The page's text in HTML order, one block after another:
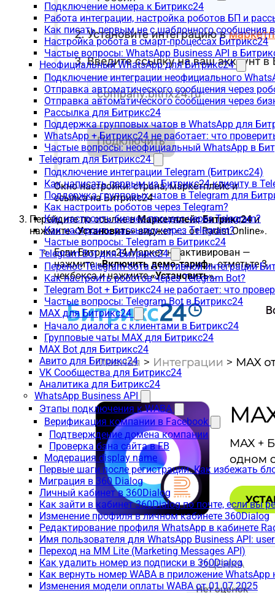
Подключение номера к Битрикс24
Работа интеграции, настройка роботов БП и
Как писать первым не с шаблонного сообщения
Настройка робота в смарт-процессах Битрикс24
Частые вопросы: WhatsApp Business API в
Неофициальный WhatsApp для Битрикс24
Подключение интеграции неофициального
Отправка автоматического сообщения через
Отправка автоматического сообщения через
Рассылка для Битрикс24
Поддержка групповых чатов в WhatsApp для
WhatsApp + Битрикс24 не работает: что
Частые вопросы: неофициальный WhatsApp в
Telegram для Битрикс24
Подключение интеграции Telegram (Битрикс24)
Как написать первым из Битрикс24 клиенту в
Поддержка групповых чатов в Telegram для
Как настроить роботов через Telegram?
Как настроить бизнес-процесс через Telegram?
Как настроить рассылку через Telegram?
Частые вопросы: Telegram в Битрикс24
Telegram Bot для Битрикс24
Перенос Telegram-бота с нативной интеграции
Как настроить роботов через Telegram Bot?
Telegram Bot + Битрикс24 не работает: что
Частые вопросы: Telegram Bot в Битрикс24
MAX для Битрикс24
Начало диалога с клиентами в Битрикс24
Групповые чаты MAX для Битрикс24
MAX Bot для Битрикс24
Авито для Битрикс24
VK Сообщества для Битрикс24
Аналитика для Битрикс24
WhatsApp Business API
Этапы подключения к WABA
Верификация компании в Facebook
Подтверждение домена компании
Проверка бана сайта в FB
Модерация display name
Первые шаги после регистрации. Как избежать
Миграция в 360 Dialog
Личный кабинет в 360Dialog
Как зайти в кабинет 360Dialog по почте, если вы
Изменение профиля в личном кабинете 360Dialog
Редактирование профиля WhatsApp в кабинете
Имя пользователя для WhatsApp Business API:
Переход на MM Lite (Marketing Messages API)
Как удалить номер из подписки в 360Dialog
Как вернуть номер WABA в приложение WhatsApp
Изменения модели оплаты WABA от 01.07.2025
Окно настройки: страна, маркетплейс и
ссылка на Битрикс24
Перейдите по ссылке вМаркетплейс Битрикс24и
нажмите«Установить»виджет «… от Radist.Online».
Если Битрикс24.Маркет не активирован —
нажмите«Включить демо-тариф», отметьте 3
чекбокса и нажмите«Установить».